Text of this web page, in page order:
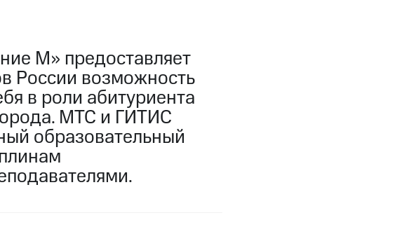
М» предоставляет
России возможность
в роли абитуриента
МТС и ГИТИС
образовательный